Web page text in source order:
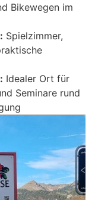
Bikewegen im
Spielzimmer,
Idealer Ort für
Seminare rund